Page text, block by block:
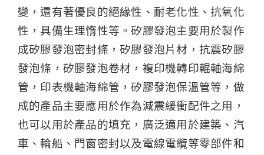
變，還有著優良的絕緣性、耐老化性、抗氧化
性，具備生理惰性等。矽膠發泡主要用於製作
成矽膠發泡密封條，矽膠發泡片材，抗震矽膠
發泡條，矽膠發泡卷材，複印機轉印輥軸海綿
管，印表機軸海綿管，矽膠發泡保溫管等，做
成的產品主要應用於作為減震緩衝配件之用，
也可以用於產品的填充，廣泛適用於建築、汽
車、輪船、門窗密封以及電線電纜等零部件和